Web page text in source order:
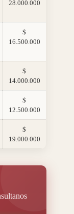
28.000.000
$
16.500.000
$
14.000.000
$
12.500.000
$
19.000.000